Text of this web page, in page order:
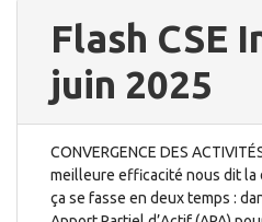
Flash CSE
juin 2025
CONVERGENCE DES
meilleure efficacité nous dit la
ça se fasse en deux temps :